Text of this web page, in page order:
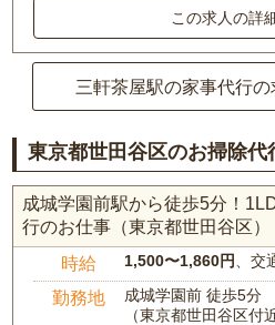
この求人の詳
三軒茶屋駅の家事代行
東京都世田谷区のお掃除代
成城学園前駅から徒歩5分！
行のお仕事（東京都世田谷区）
時給 1,500〜1,860円 、
勤務地
成城学園前 徒歩5分
（東京都世田谷区付